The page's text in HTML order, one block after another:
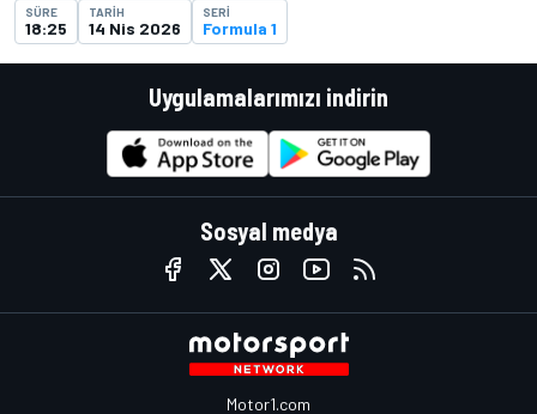
SÜRE
18:25
TARIH
14 Nis 2026
SERI
Formula 1
Uygulamalarımızı indirin
Sosyal medya
Motor1.com